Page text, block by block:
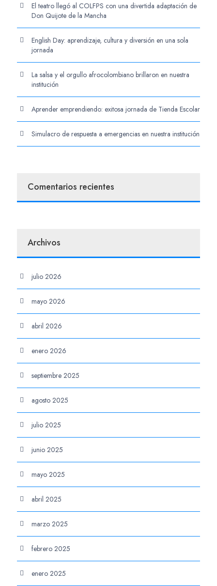
El teatro llegó al COLFPS con una divertida adaptación de
Don Quijote de la Mancha
English Day: aprendizaje, cultura y diversión en una sola
jornada
La salsa y el orgullo afrocolombiano brillaron en nuestra
institución
Aprender emprendiendo: exitosa jornada de Tienda Escolar
Simulacro de respuesta a emergencias en nuestra institución
Comentarios recientes
Archivos
julio 2026
mayo 2026
abril 2026
enero 2026
septiembre 2025
agosto 2025
julio 2025
junio 2025
mayo 2025
abril 2025
marzo 2025
febrero 2025
enero 2025